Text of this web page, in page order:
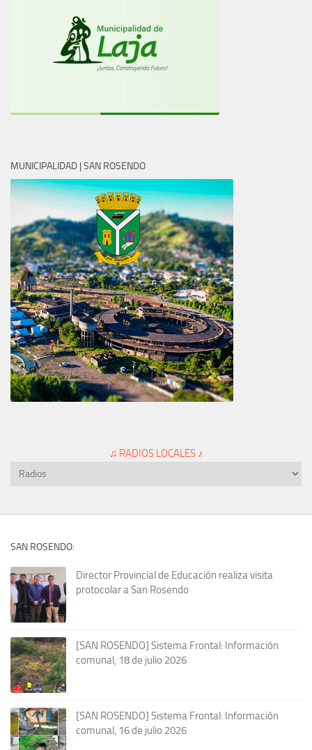
MUNICIPALIDAD | SAN ROSENDO
♫ RADIOS LOCALES ♪
SAN ROSENDO:
Director Provincial de Educación realiza visita
protocolar a San Rosendo
[SAN ROSENDO] Sistema Frontal: Información
comunal, 18 de julio 2026
[SAN ROSENDO] Sistema Frontal: Información
comunal, 16 de julio 2026